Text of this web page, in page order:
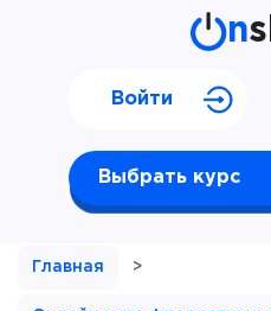
n
Выбрать курс
Войти
Главная >